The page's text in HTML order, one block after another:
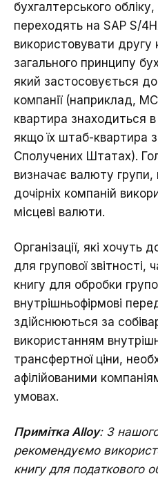
бухгалтерського обліку,
переходять на SAP S/
використовувати другу
загального принципу
який застосовується до
компанії (наприклад,
квартира знаходиться
якщо їх штаб-квартира
Сполучених Штатах).
визначає валюту групи,
дочірніх компаній
місцеві валюти.
Організації, які хочуть
для групової
книгу для обробки
внутрішньофірмові
здійснюються за
використанням
трансфертної ціни,
афілійованими
умовах.
Примітка Alloy: З
рекомендуємо
книгу для податкового